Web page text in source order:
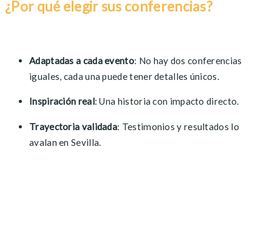
¿Por qué elegir sus conferencias?
Adaptadas a cada evento: No hay dos conferencias
iguales, cada una puede tener detalles únicos.
Inspiración real: Una historia con impacto directo.
Trayectoria validada: Testimonios y resultados lo
avalan en Sevilla.